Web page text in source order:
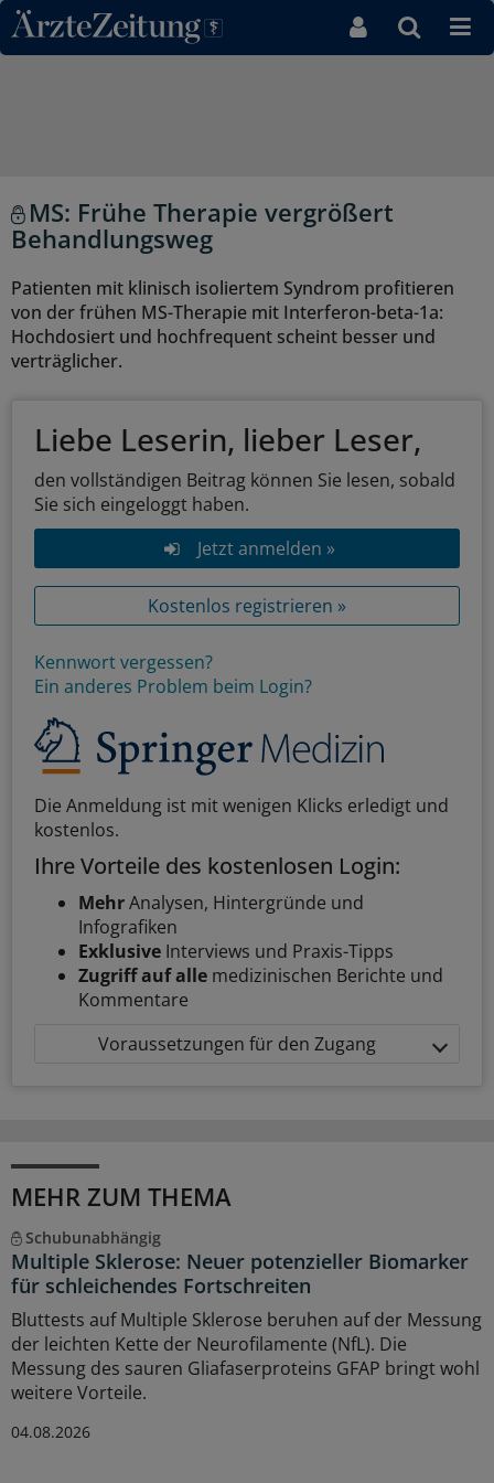
Direkt zum Inhaltsbereich
MS: Frühe Therapie vergrößert
Behandlungsweg
Patienten mit klinisch isoliertem Syndrom profitieren
von der frühen MS-Therapie mit Interferon-beta-1a:
Hochdosiert und hochfrequent scheint besser und
verträglicher.
Liebe Leserin, lieber Leser,
den vollständigen Beitrag können Sie lesen, sobald
Sie sich eingeloggt haben.
Jetzt anmelden »
Kostenlos registrieren »
Kennwort vergessen?
Ein anderes Problem beim Login?
Die Anmeldung ist mit wenigen Klicks erledigt und
kostenlos.
Ihre Vorteile des kostenlosen Login:
MehrAnalysen, Hintergründe und
Infografiken
Exklusive Interviews und Praxis-Tipps
Zugriff auf alle medizinischen Berichte und
Kommentare
Voraussetzungen für den Zugang
MEHR ZUM THEMA
Schubunabhängig
Multiple Sklerose: Neuer potenzieller Biomarker
für schleichendes Fortschreiten
Bluttests auf Multiple Sklerose beruhen auf der Messung
der leichten Kette der Neurofilamente (NfL). Die
Messung des sauren Gliafaserproteins GFAP bringt wohl
weitere Vorteile.
04.08.2026